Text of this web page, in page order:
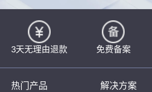
3天无理由退款 免费备案
热门产品 解决方案